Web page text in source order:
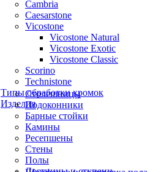
Сambria
Сaesarstone
Vicostone
Vicostone Natural
Vicostone Exotic
Vicostone Classic
Scorino
Technistone
Типы обработки кромок
Изделия
Столешницы
Подоконники
Барные стойки
Камины
Ресепшены
Стены
Полы